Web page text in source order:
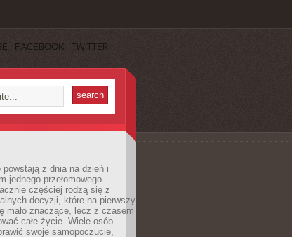
FACEBOOK TWITTER
powstają z dnia na dzień i
jednego przełomowego
częściej rodzą się z
decyzji, które na pierwszy
mało znaczące, lecz z czasem
całe życie. Wiele osób
swoje samopoczucie,